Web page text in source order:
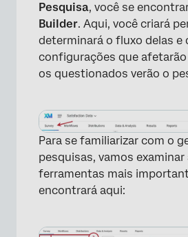
Ferramentas
Pesquisar
Barra de ferramentas de
fundamentos da navegação
Visual
Opções da pesquisa
Pré-visualizar pesquisa
Perguntas frequentes
Pesquisa, você se
Builder. Aqui, você criará
determinará o fluxo delas e
configurações que
os questionados verão o
Para se familiarizar com o
pesquisas, vamos
ferramentas mais
encontrará aqui: